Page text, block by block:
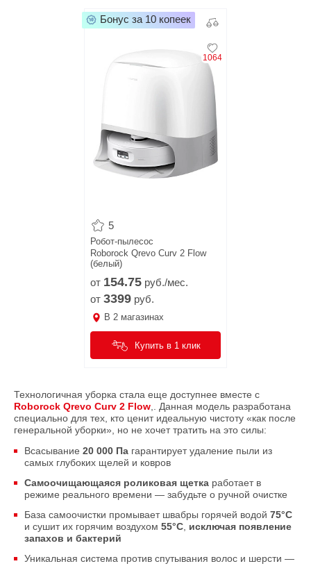
1064
5
Робот-пылесос
Roborock Qrevo Curv 2 Flow
(белый)
от 154.75 руб./мес.
от 3399 руб.
В 2 магазинах
Купить в 1 клик
Бонус за 10 копеек
Технологичная уборка стала еще доступнее вместе с
Roborock Qrevo Curv 2 Flow ,. Данная модель разработана
специально для тех, кто ценит идеальную чистоту «как после
генеральной уборки», но не хочет тратить на это силы:
Всасывание 20 000 Па гарантирует удаление пыли из
самых глубоких щелей и ковров
Самоочищающаяся роликовая щетка работает в
режиме реального времени — забудьте о ручной очистке
База самоочистки промывает швабры горячей водой 75°C
и сушит их горячим воздухом 55°C исключая появление
запахов и бактерий
Уникальная система против спутывания волос и шерсти —